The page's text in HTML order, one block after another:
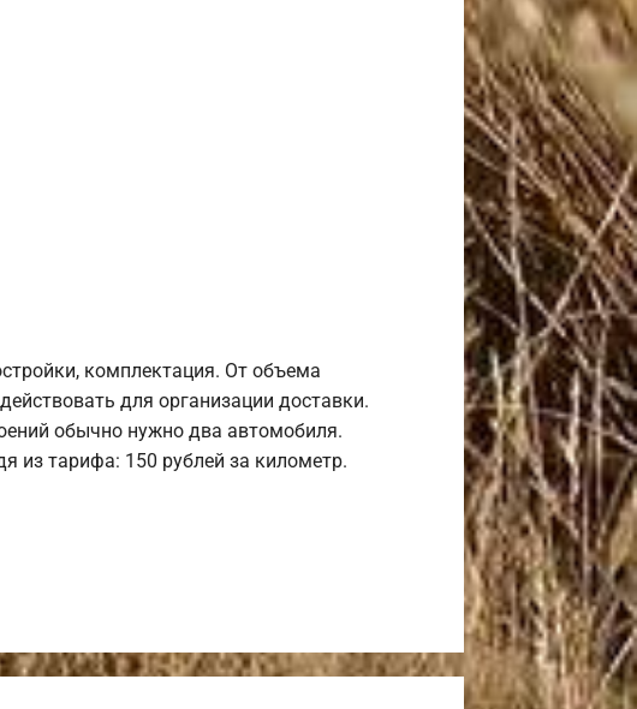
комплектация. От объема
для организации доставки.
обычно нужно два автомобиля.
из тарифа: 150 рублей за километр.